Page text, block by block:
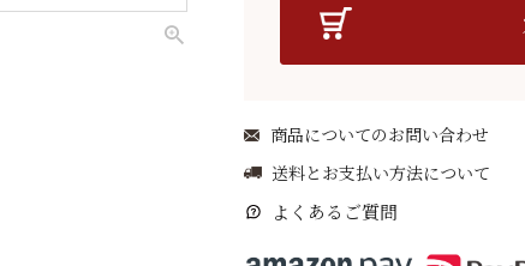
商品についてのお問い合わせ
送料とお支払い方法について
よくあるご質問